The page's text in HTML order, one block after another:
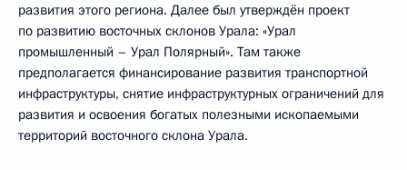
развития этого региона. Далее был утверждён проект
по развитию восточных склонов Урала: «Урал
промышленный – Урал Полярный». Там также
предполагается финансирование развития транспортной
инфраструктуры, снятие инфраструктурных ограничений для
развития и освоения богатых полезными ископаемыми
территорий восточного склона Урала.